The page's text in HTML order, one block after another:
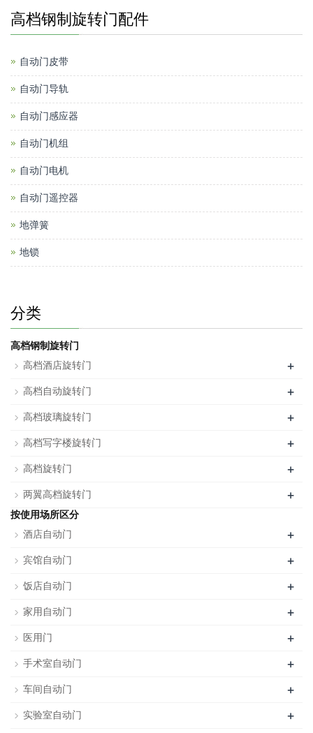
高档钢制旋转门配件
自动门皮带
自动门导轨
自动门感应器
自动门机组
自动门电机
自动门遥控器
地弹簧
地锁
分类
高档钢制旋转门
高档酒店旋转门
+
高档自动旋转门 +
高档玻璃旋转门 +
高档写字楼旋转门 +
高档旋转门 +
两翼高档旋转门 +
按使用场所区分
酒店自动门
+
宾馆自动门 +
饭店自动门 +
家用自动门 +
医用门 +
手术室自动门 +
车间自动门 +
实验室自动门 +